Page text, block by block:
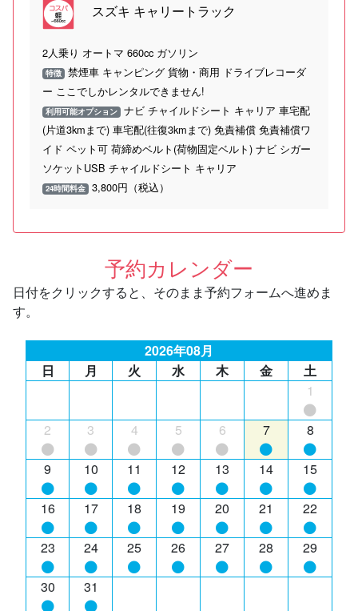
スズキ キャリートラック
2人乗り オートマ 660cc ガソリン
特徴 禁煙車 キャンピング 貨物・商用 ドライブレコーダ
ー ここでしかレンタルできません!
利用可能オプション ナビ チャイルドシート キャリア 車宅配
(片道3kmまで) 車宅配(往復3kmまで) 免責補償 免責補償ワ
イド ペット可 荷締めベルト(荷物固定ベルト) ナビ シガー
ソケットUSB チャイルドシート キャリア
24時間料金 3,800円（税込）
予約カレンダー
日付をクリックすると、そのまま予約フォームへ進めま
す。
2026年08月
日
月 火 水 木 金
土
1
2 3 4 5 6 7 8
9 10 11 12 13 14 15
16 17 18 19 20 21 22
23 24 25 26 27 28 29
30 31